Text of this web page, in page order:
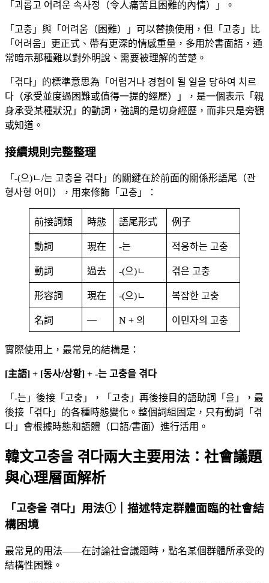
「괴롭고 어려운 속사정（令人痛苦且困難的內情）」。
「고충」與「어려움（困難）」可以替換使用，但「고충」比
「어려움」更正式、帶有更深的情感重量，多用於書面語，通
常暗示那種難以對外明說、需要被理解的苦楚。
「겪다」的標準意思為「어렵거나 경험이 될 일을 당하여 치르
다（承受並度過困難或值得一提的經歷）」，是一個表示「親
身承受某種狀況」的動詞，強調的是切身經歷，而非只是旁觀
或知道。
接續規則完整整理
「-(으)ㄴ/는 고충을 겪다」的關鍵在於前面的關係形語尾（관
형사형 어미），用來修飾「고충」：
前接詞類 時態 語尾形式 例子
動詞 現在 -는 적응하는 고충
動詞 過去 -(으)ㄴ 겪은 고충
形容詞 現在 -(으)ㄴ 복잡한 고충
名詞 — N + 의 이민자의 고충
實際使用上，最常見的結構是：
[主語] + [동사/상황] + -는 고충을 겪다
「-는」後接「고충」，「고충」再後接目的語助詞「을」，最
後接「겪다」的各種時態變化。整個詞組固定，只有動詞「겪
다」會根據時態和語體（口語/書面）進行活用。
韓文고충을 겪다兩大主要用法：社會議題
與心理層面解析
「고충을 겪다」用法①｜描述特定群體面臨的社會結
構困境
最常見的用法——在討論社會議題時，點名某個群體所承受的
結構性困難。